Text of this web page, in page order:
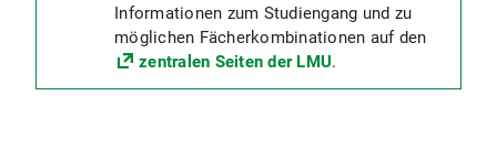
Informationen zum Studiengang und zu
möglichen Fächerkombinationen auf den
zentralen Seiten der LMU.